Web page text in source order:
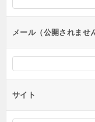
ンメール（公開されませ
サイト